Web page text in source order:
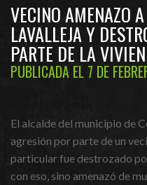
VECINO AMENAZO
LAVALLEJA Y
PARTE DE LA
PUBLICADA EL 7 DE
El alcalde del municipio de
agresión por parte de un
particular fue destrozado
con eso, sino amenazó de